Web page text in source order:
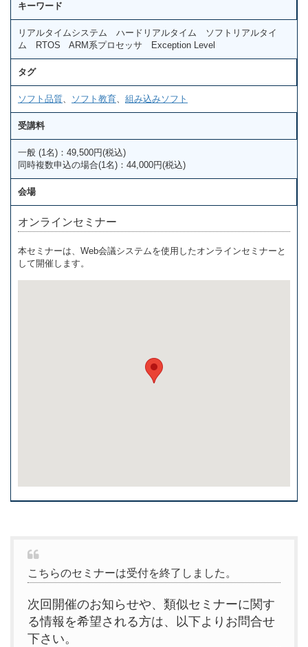
キーワード
リアルタイムシステム ハードリアルタイム ソフトリアルタイ
ム RTOS ARM系プロセッサ Exception Level
タグ
ソフト品質、 ソフト教育、 組み込みソフト
受講料
一般 (1名)：49,500円(税込)
同時複数申込の場合(1名)：44,000円(税込)
会場
オンラインセミナー
本セミナーは、Web会議システムを使用したオンラインセミナーと
して開催します。
こちらのセミナーは受付を終了しました。
次回開催のお知らせや、類似セミナーに関す
る情報を希望される方は、以下よりお問合せ
下さい。